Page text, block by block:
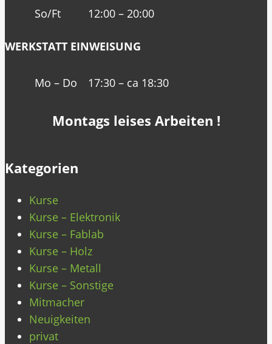
So/Ft 12:00 – 20:00
WERKSTATT EINWEISUNG
Mo – Do 17:30 – ca 18:30
Montags leises Arbeiten !
Kategorien
Kurse
Kurse – Elektronik
Kurse – Fablab
Kurse – Holz
Kurse – Metall
Kurse – Sonstige
Mitmacher
Neuigkeiten
privat